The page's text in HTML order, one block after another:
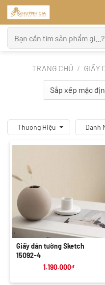
Bỏ
qua
nội
dung
kiếm:
TRANG CHỦ / GIẤY
Thương Hiệu Danh
Giấy dán tường Sketch
15092-4
1.190.000₫